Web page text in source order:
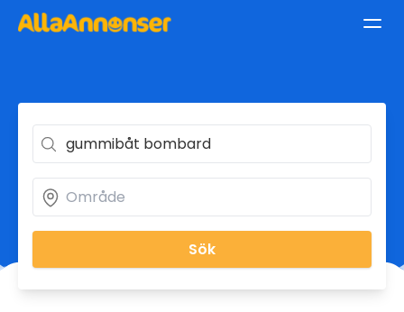
Sök